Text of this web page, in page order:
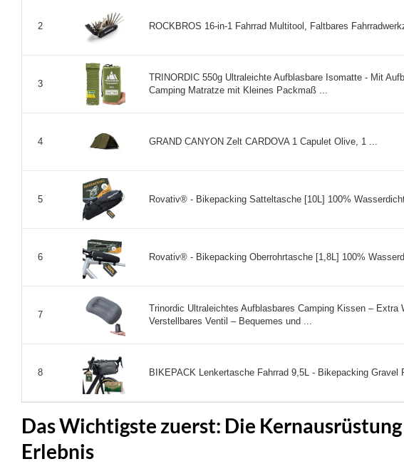
2 ROCKBROS 16-in-1 Fahrrad Multitool, Faltbares
3
TRINORDIC 550g Ultraleichte Aufblasbare Isomatte - Mit
Camping Matratze mit Kleines Packmaß ...
4 GRAND CANYON Zelt CARDOVA 1 Capulet Olive, 1 ...
5 Rovativ® - Bikepacking Satteltasche [10L] 100%
6 Rovativ® - Bikepacking Oberrohrtasche [1,8L] 100%
7
Trinordic Ultraleichtes Aufblasbares Camping Kissen – Extra
Verstellbares Ventil – Bequemes und ...
8 BIKEPACK Lenkertasche Fahrrad 9,5L - Bikepacking Gravel
Das Wichtigste zuerst: Die
Erlebnis